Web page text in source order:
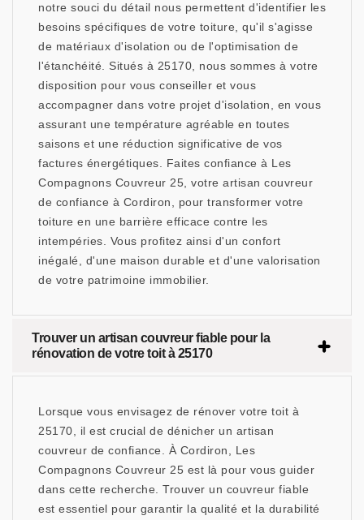
notre souci du détail nous permettent d'identifier les
besoins spécifiques de votre toiture, qu'il s'agisse
de matériaux d'isolation ou de l'optimisation de
l'étanchéité. Situés à 25170, nous sommes à votre
disposition pour vous conseiller et vous
accompagner dans votre projet d'isolation, en vous
assurant une température agréable en toutes
saisons et une réduction significative de vos
factures énergétiques. Faites confiance à Les
Compagnons Couvreur 25, votre artisan couvreur
de confiance à Cordiron, pour transformer votre
toiture en une barrière efficace contre les
intempéries. Vous profitez ainsi d'un confort
inégalé, d'une maison durable et d'une valorisation
de votre patrimoine immobilier.
Trouver un artisan couvreur fiable pour la
rénovation de votre toit à 25170
Lorsque vous envisagez de rénover votre toit à
25170, il est crucial de dénicher un artisan
couvreur de confiance. À Cordiron, Les
Compagnons Couvreur 25 est là pour vous guider
dans cette recherche. Trouver un couvreur fiable
est essentiel pour garantir la qualité et la durabilité